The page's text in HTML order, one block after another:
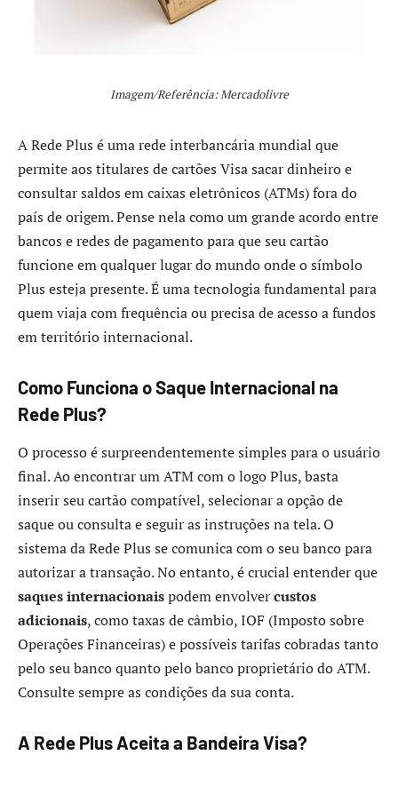
Imagem/Referência: Mercadolivre
A Rede Plus é uma rede interbancária mundial que
permite aos titulares de cartões Visa sacar dinheiro e
consultar saldos em caixas eletrônicos (ATMs) fora do
país de origem. Pense nela como um grande acordo entre
bancos e redes de pagamento para que seu cartão
funcione em qualquer lugar do mundo onde o símbolo
Plus esteja presente. É uma tecnologia fundamental para
quem viaja com frequência ou precisa de acesso a fundos
em território internacional.
Como Funciona o Saque Internacional na
Rede Plus?
O processo é surpreendentemente simples para o usuário
final. Ao encontrar um ATM com o logo Plus, basta
inserir seu cartão compatível, selecionar a opção de
saque ou consulta e seguir as instruções na tela. O
sistema da Rede Plus se comunica com o seu banco para
autorizar a transação. No entanto, é crucial entender que
saques internacionaispodem envolvercustos
adicionais, como taxas de câmbio, IOF (Imposto sobre
Operações Financeiras) e possíveis tarifas cobradas tanto
pelo seu banco quanto pelo banco proprietário do ATM.
Consulte sempre as condições da sua conta.
A Rede Plus Aceita a Bandeira Visa?